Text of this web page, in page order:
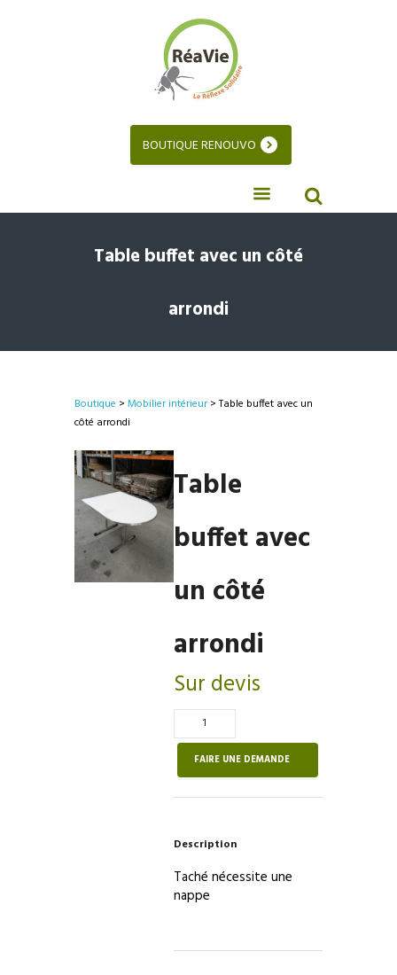
BOUTIQUE RENOUVO
Table buffet avec un côté
arrondi
Boutique > Mobilier intérieur > Table buffet avec un
côté arrondi
Table
buffet avec
un côté
arrondi
Sur devis
Quantité
de
Table
buffet
arrondi
FAIRE UNE DEMANDE
Description
Taché nécessite une
nappe